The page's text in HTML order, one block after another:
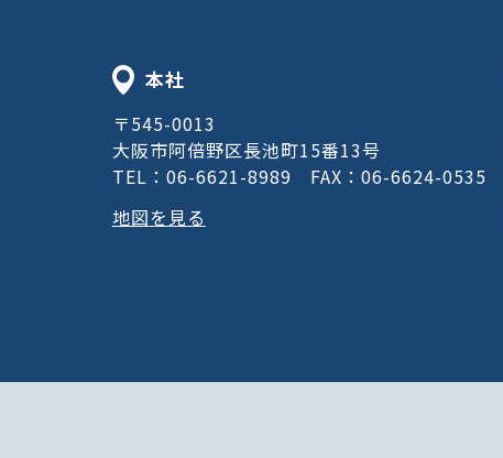
本社
〒545-0013
大阪市阿倍野区長池町15番13号
TEL：06-6621-8989 FAX：06-6624-0535
地図を見る